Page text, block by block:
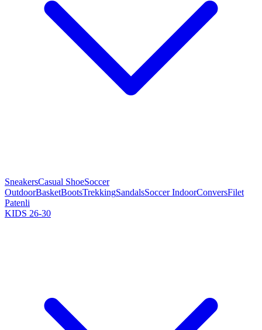
SneakersCasual ShoeSoccer
OutdoorBasketBootsTrekkingSandalsSoccer IndoorConversFilet
Patenli
KIDS 26-30